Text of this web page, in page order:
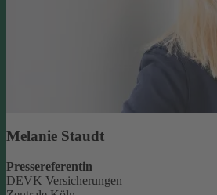
Melanie Staudt
Pressereferentin
DEVK Versicherungen